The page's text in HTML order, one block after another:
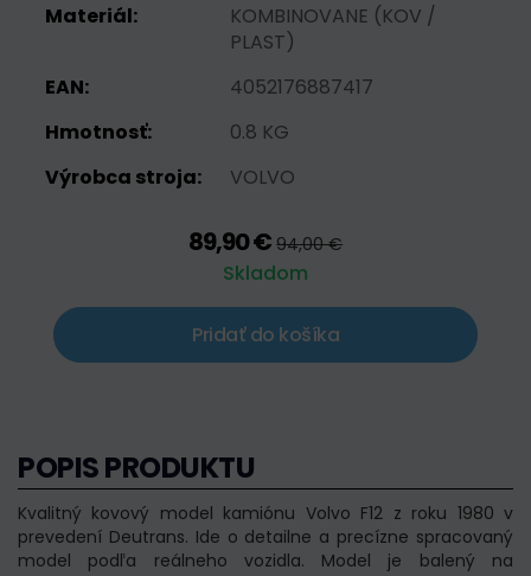
Materiál:
KOMBINOVANE (KOV /
PLAST)
EAN:
4052176887417
Hmotnosť:
0.8 KG
Výrobca stroja:
VOLVO
89,90 € 94,00 €
Skladom
Pridať do košíka
POPIS PRODUKTU
Kvalitný kovový model kamiónu Volvo F12 z roku 1980 v
prevedení Deutrans. Ide o detailne a precízne spracovaný
model podľa reálneho vozidla. Model je balený na